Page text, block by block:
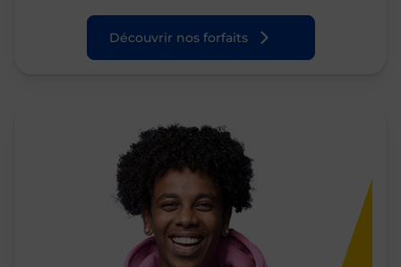
Découvrir nos forfaits